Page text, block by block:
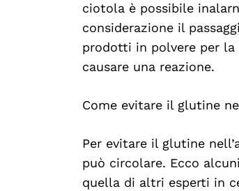
ciotola è possibile
considerazione il
prodotti in polvere per la
causare una reazione.
Come evitare il glutine
Per evitare il glutine
può circolare. Ecco
quella di altri esperti in